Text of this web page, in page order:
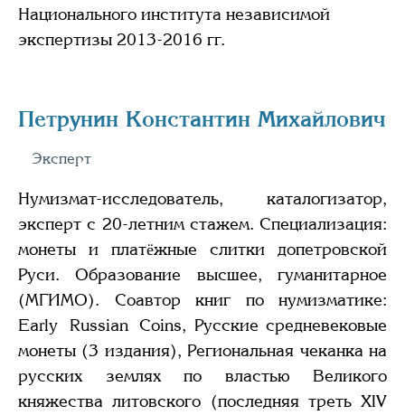
Национального института независимой
экспертизы 2013-2016 гг.
Петрунин Константин Михайлович
Эксперт
Нумизмат-исследователь, каталогизатор,
эксперт с 20-летним стажем. Специализация:
монеты и платёжные слитки допетровской
Руси. Образование высшее, гуманитарное
(МГИМО). Соавтор книг по нумизматике:
Early Russian Coins, Русские средневековые
монеты (3 издания), Региональная чеканка на
русских землях по властью Великого
княжества литовского (последняя треть XIV